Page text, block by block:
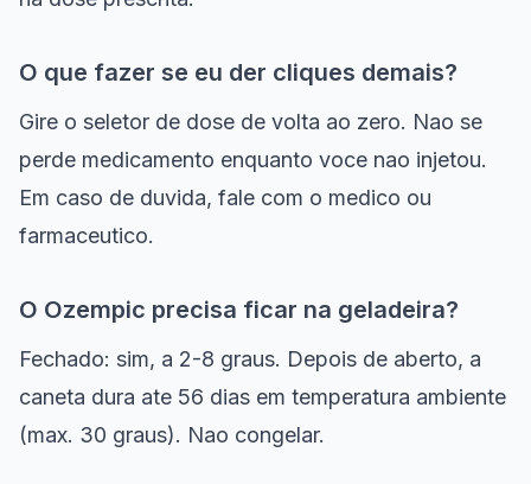
O que fazer se eu der cliques demais?
Gire o seletor de dose de volta ao zero. Nao se
perde medicamento enquanto voce nao injetou.
Em caso de duvida, fale com o medico ou
farmaceutico.
O Ozempic precisa ficar na geladeira?
Fechado: sim, a 2-8 graus. Depois de aberto, a
caneta dura ate 56 dias em temperatura ambiente
(max. 30 graus). Nao congelar.